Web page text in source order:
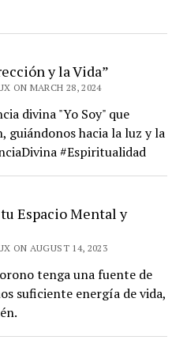
y la Vida”
ON MARCH 28, 2024
divina "Yo Soy" que
hacia la luz y la
#Espiritualidad
Espacio Mental y
ON AUGUST 14, 2023
tenga una fuente de
suficiente energía de vida,